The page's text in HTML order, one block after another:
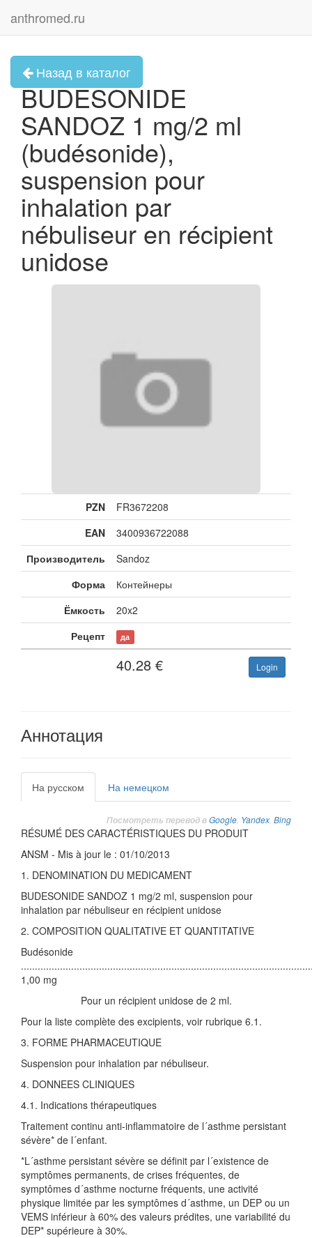
anthromed.ru
Назад в каталог
BUDESONIDE
SANDOZ 1 mg/2 ml
(budésonide),
suspension pour
inhalation par
nébuliseur en récipient
unidose
PZN
FR3672208
EAN
3400936722088
Производитель
Sandoz
Форма
Контейнеры
Ёмкость
20x2
Рецепт
да
40.28 € Login
Аннотация
На русском На немецком
Посмотреть перевод вGoogle Yandex Bing
RÉSUMÉ DES CARACTÉRISTIQUES DU PRODUIT
ANSM - Mis à jour le : 01/10/2013
1. DENOMINATION DU MEDICAMENT
BUDESONIDE SANDOZ 1 mg/2 ml, suspension pour
inhalation par nébuliseur en récipient unidose
2. COMPOSITION QUALITATIVE ET QUANTITATIVE
Budésonide
1,00 mg
Pour un récipient unidose de 2 ml.
Pour la liste complète des excipients, voir rubrique 6.1.
3. FORME PHARMACEUTIQUE
Suspension pour inhalation par nébuliseur.
4. DONNEES CLINIQUES
4.1. Indications thérapeutiques
Traitement continu anti-inflammatoire de l´asthme persistant
sévère* de l´enfant.
*L´asthme persistant sévère se définit par l´existence de
symptômes permanents, de crises fréquentes, de
symptômes d´asthme nocturne fréquents, une activité
physique limitée par les symptômes d´asthme, un DEP ou un
VEMS inférieur à 60% des valeurs prédites, une variabilité du
DEP* supérieure à 30%.